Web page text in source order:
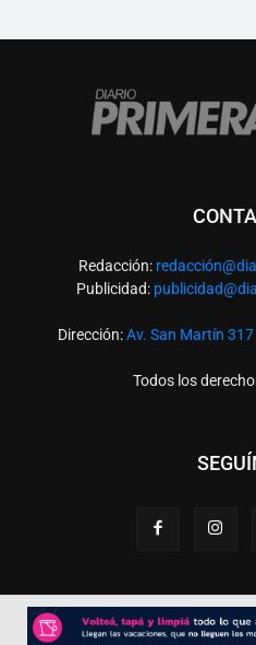
Redacción: redacció
Publicidad:
Dirección:Av. San Martín
Todos los
Desarrollado por